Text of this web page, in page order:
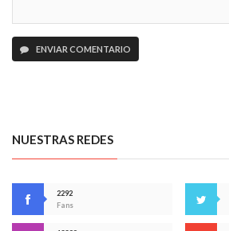
ENVIAR COMENTARIO
NUESTRAS REDES
2292
Fans